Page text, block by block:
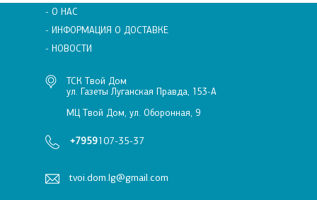
- О НАС
- ИНФОРМАЦИЯ О ДОСТАВКЕ
- НОВОСТИ
ТСК Твой Дом
ул. Газеты Луганская Правда, 153-А
МЦ Твой Дом, ул. Оборонная, 9
+7959107-35-37
tvoi.dom.lg@gmail.com